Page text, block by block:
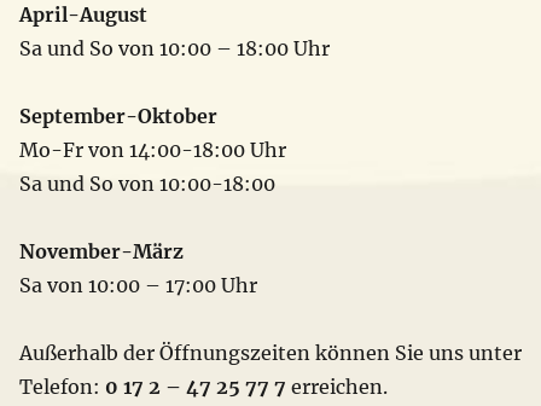
April-August
Sa und So von 10:00 – 18:00 Uhr
September-Oktober
Mo-Fr von 14:00-18:00 Uhr
Sa und So von 10:00-18:00
November-März
Sa von 10:00 – 17:00 Uhr
Außerhalb der Öffnungszeiten können Sie uns unter
Telefon: 0 17 2 – 47 25 77 7 erreichen.